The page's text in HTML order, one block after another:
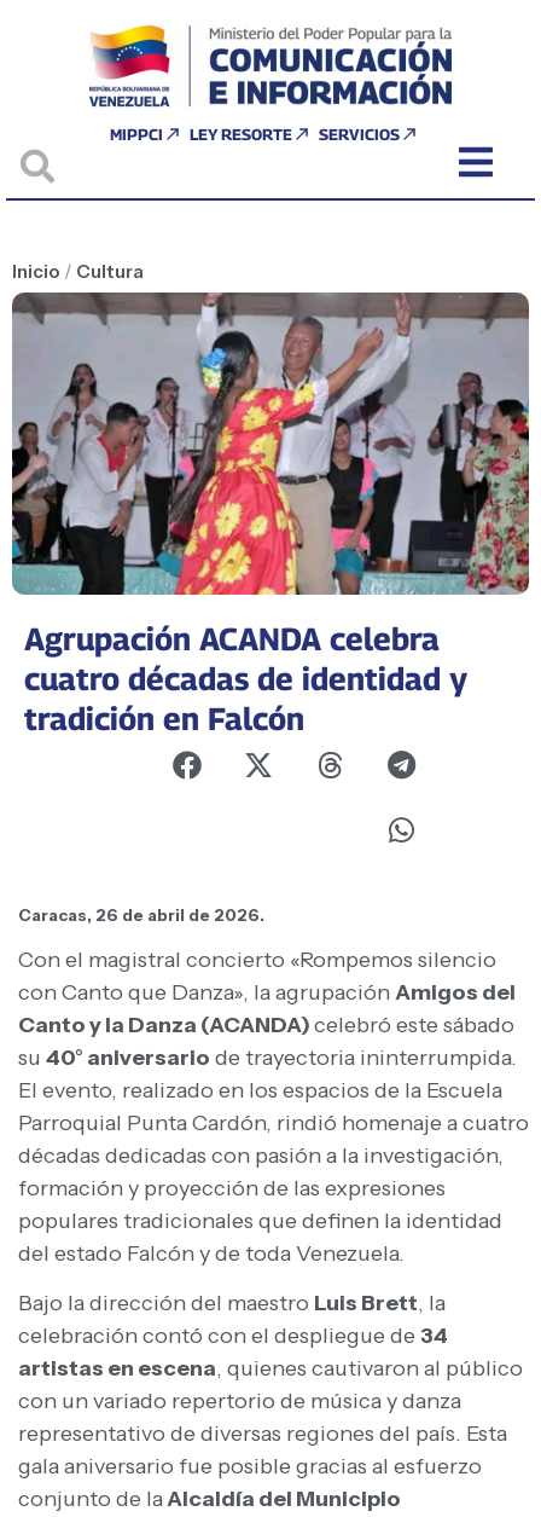
MIPPCI LEY RESORTE SERVICIOS
Inicio / Cultura
Agrupación ACANDA celebra
cuatro décadas de identidad y
tradición en Falcón
Caracas, 26 de abril de 2026.
Con el magistral concierto «Rompemos silencio
con Canto que Danza», la agrupaciónAmigos del
Canto y la Danza (ACANDA)celebró este sábado
su 40° aniversario de trayectoria ininterrumpida.
El evento, realizado en los espacios de la Escuela
Parroquial Punta Cardón, rindió homenaje a cuatro
décadas dedicadas con pasión a la investigación,
formación y proyección de las expresiones
populares tradicionales que definen la identidad
del estado Falcón y de toda Venezuela.
Bajo la dirección del maestro Luis Brett, la
celebración contó con el despliegue de 34
artistas en escena, quienes cautivaron al público
con un variado repertorio de música y danza
representativo de diversas regiones del país. Esta
gala aniversario fue posible gracias al esfuerzo
conjunto de laAlcaldía del Municipio